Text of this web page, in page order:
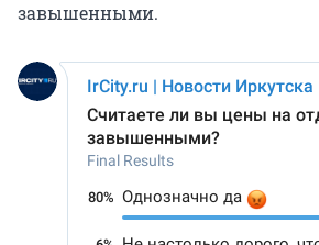
завышенными.